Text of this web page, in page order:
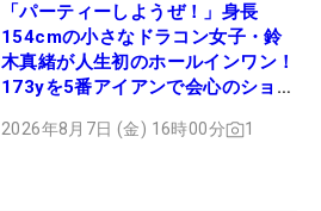
「パーティーしようぜ！」身長
154cmの小さなドラコン女子・鈴
木真緒が人生初のホールインワン！
173yを5番アイアンで会心のショッ
2026年8月7日 (金) 16時00分 1